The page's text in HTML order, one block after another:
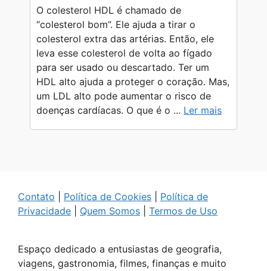
O colesterol HDL é chamado de
“colesterol bom”. Ele ajuda a tirar o
colesterol extra das artérias. Então, ele
leva esse colesterol de volta ao fígado
para ser usado ou descartado. Ter um
HDL alto ajuda a proteger o coração. Mas,
um LDL alto pode aumentar o risco de
doenças cardíacas. O que é o ... Ler mais
Contato Política de Cookies
Política de
Privacidade
Quem Somos Termos de Uso
Espaço dedicado a entusiastas de geografia,
viagens, gastronomia, filmes, finanças e muito